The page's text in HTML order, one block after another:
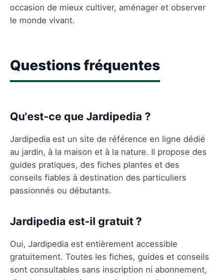
occasion de mieux cultiver, aménager et observer
le monde vivant.
Questions fréquentes
Qu'est-ce que Jardipedia ?
Jardipedia est un site de référence en ligne dédié
au jardin, à la maison et à la nature. Il propose des
guides pratiques, des fiches plantes et des
conseils fiables à destination des particuliers
passionnés ou débutants.
Jardipedia est-il gratuit ?
Oui, Jardipedia est entièrement accessible
gratuitement. Toutes les fiches, guides et conseils
sont consultables sans inscription ni abonnement,